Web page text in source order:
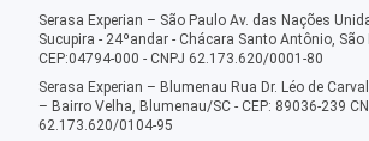
Serasa Experian – São Paulo Av. das Nações
Sucupira - 24ºandar - Chácara Santo Antônio, São
CEP:04794-000 - CNPJ 62.173.620/0001-80
Serasa Experian – Blumenau Rua Dr. Léo de
– Bairro Velha, Blumenau/SC - CEP: 89036-239
62.173.620/0104-95